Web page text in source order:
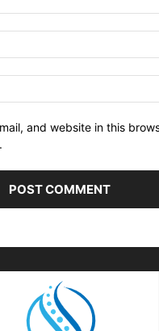
and website in this